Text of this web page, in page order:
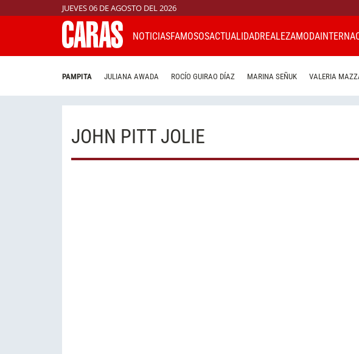
JUEVES 06 DE AGOSTO DEL 2026
NOTICIASFAMOSOSACTUALIDADREALEZAMODA
PAMPITA JULIANA AWADA ROCÍO GUIRAO DÍAZ MARINA SEÑUK VALERIA
JOHN PITT JOLIE